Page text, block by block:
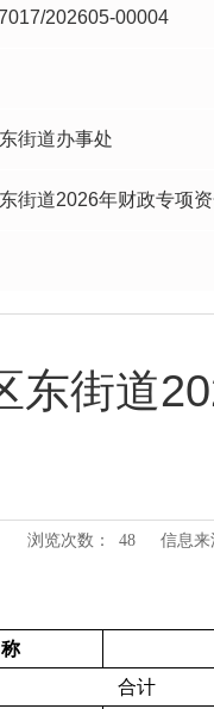
202605-00004
街道办事处
街道2026年财政专项
东街道
浏览次数： 48 信息
合计